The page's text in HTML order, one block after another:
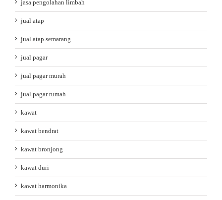
jasa pengolahan limbah
jual atap
jual atap semarang
jual pagar
jual pagar murah
jual pagar rumah
kawat
kawat bendrat
kawat bronjong
kawat duri
kawat harmonika